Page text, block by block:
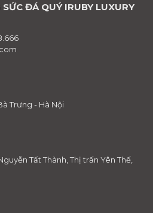
ĐÁ QUÝ IRUBY LUXURY
Trưng - Hà Nội
Tất Thành, Thị trấn Yên Thế,